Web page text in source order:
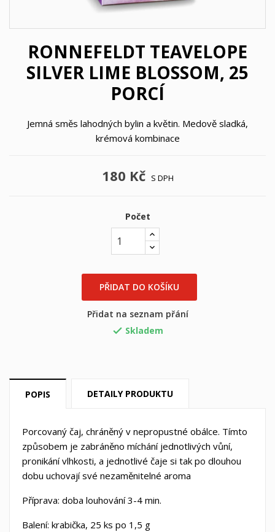
RONNEFELDT TEAVELOPE
SILVER LIME BLOSSOM, 25
PORCÍ
Jemná směs lahodných bylin a květin. Medově sladká,
krémová kombinace
180 Kč S DPH
Počet
PŘIDAT DO KOŠÍKU
Přidat na seznam přání
 Skladem
POPIS DETAILY PRODUKTU
Porcovaný čaj, chráněný v nepropustné obálce. Tímto
způsobem je zabráněno míchání jednotlivých vůní,
pronikání vlhkosti, a jednotlivé čaje si tak po dlouhou
dobu uchovají své nezaměnitelné aroma
Příprava: doba louhování 3-4 min.
Balení: krabička, 25 ks po 1,5 g
Můj seznam přání
((cancelText))
Přihlásit se
Musíte být přihlášen, abyste si mohli výrobky uložit do